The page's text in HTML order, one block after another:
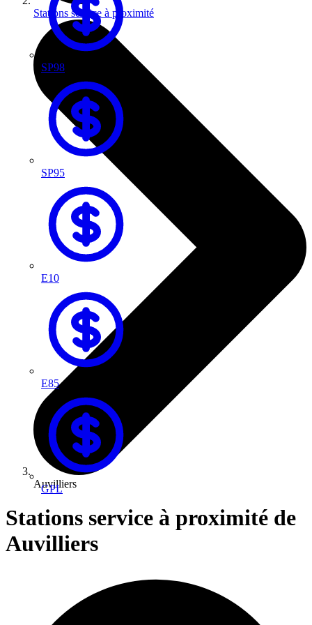
SP98
SP95
E10
E85
GPL
Stations service à proximité
Auvilliers
Stations service à proximité de
Auvilliers